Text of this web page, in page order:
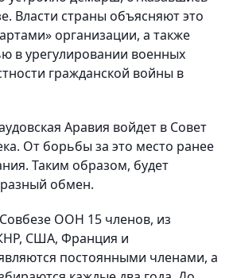
Власти страны объясняют это
организации, а также
в урегулировании военных
гражданской войны в
Аравия войдет в Совет
От борьбы за это место ранее
Таким образом, будет
обмен.
ООН 15 членов, из
США, Франция и
постоянными членами, а